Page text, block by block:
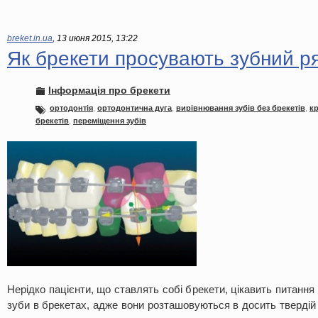
breket.in.ua, 13 июня 2015, 13:22
Як брекети просувають зубний
Інформація про брекети
ортодонтія ортодонтична дуга вирівнювання зубів без брекетів
брекетів переміщення зубів
Нерідко пацієнти, що ставлять собі брекети, цікавить
зуби в брекетах, адже вони розташовуються в досить твердій